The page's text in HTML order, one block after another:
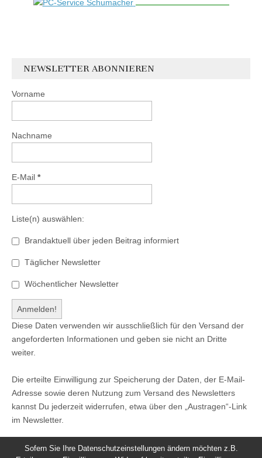
NEWSLETTER ABONNIEREN
Vorname
Nachname
E-Mail *
Liste(n) auswählen:
Brandaktuell über jeden Beitrag informiert
Täglicher Newsletter
Wöchentlicher Newsletter
Diese Daten verwenden wir ausschließlich für den Versand der
angeforderten Informationen und geben sie nicht an Dritte
weiter.
Die erteilte Einwilligung zur Speicherung der Daten, der E-Mail-
Adresse sowie deren Nutzung zum Versand des Newsletters
kannst Du jederzeit widerrufen, etwa über den „Austragen“-Link
im Newsletter.
Sofern Sie Ihre Datenschutzeinstellungen ändern möchten z.B.